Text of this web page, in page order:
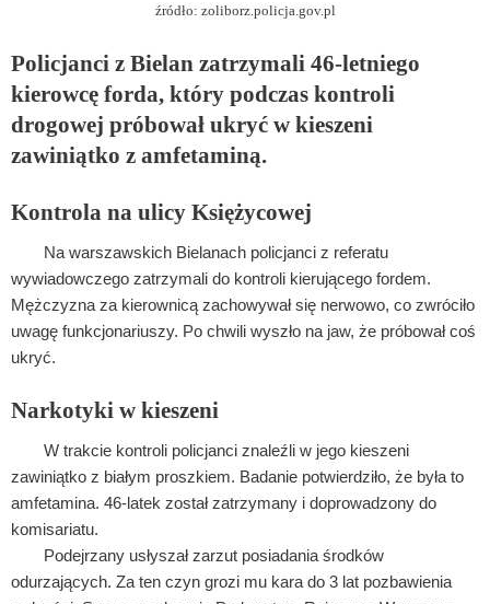
źródło: zoliborz.policja.gov.pl
Policjanci z Bielan zatrzymali 46-letniego
kierowcę forda, który podczas kontroli
drogowej próbował ukryć w kieszeni
zawiniątko z amfetaminą.
Kontrola na ulicy Księżycowej
Na warszawskich Bielanach policjanci z referatu
wywiadowczego zatrzymali do kontroli kierującego fordem.
Mężczyzna za kierownicą zachowywał się nerwowo, co zwróciło
uwagę funkcjonariuszy. Po chwili wyszło na jaw, że próbował coś
ukryć.
Narkotyki w kieszeni
W trakcie kontroli policjanci znaleźli w jego kieszeni
zawiniątko z białym proszkiem. Badanie potwierdziło, że była to
amfetamina. 46-latek został zatrzymany i doprowadzony do
komisariatu.
Podejrzany usłyszał zarzut posiadania środków
odurzających. Za ten czyn grozi mu kara do 3 lat pozbawienia